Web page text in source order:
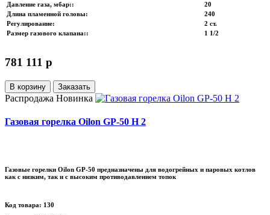
Давление газа, мбар::
20
Длина пламенной головы:
240
Регулирование:
2 ст.
Размер газового клапана:: 1 1/2
781 111 p
В корзину Заказать
Распродажа Новинка
Газовая горелка Oilon GP-50 H 2
Газовые горелки Oilon GP-50 предназначены для водогрейных и паровых котлов
как с низким, так и с высоким противодавлением топок
Код товара: 130